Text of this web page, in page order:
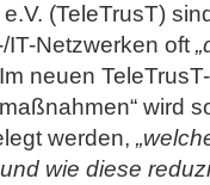
(TeleTrusT)
IT-Netzwerken oft
neuen
wird
werden,
wie diese